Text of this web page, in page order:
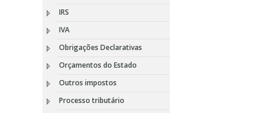
IRS
IVA
Obrigações Declarativas
Orçamentos do Estado
Outros impostos
Processo tributário